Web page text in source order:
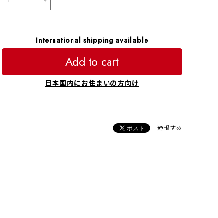
International shipping available
Add to cart
日本国内にお住まいの方向け
通報する